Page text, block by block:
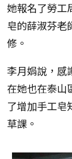
她報名了勞工
皂的薛淑芬老
修。
李月娟說，感
在她也在泰山
了增加手工皂
草課。